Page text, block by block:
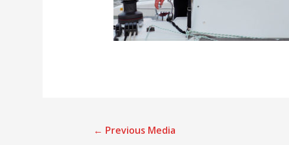
← Previous Media